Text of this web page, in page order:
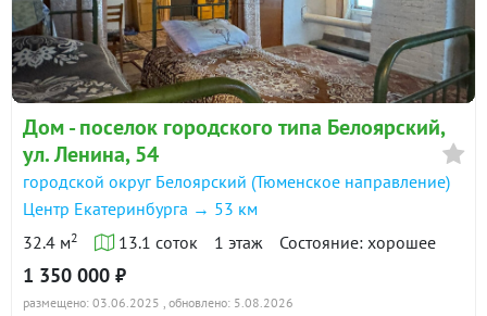
Дом - поселок городского типа Белоярский,
ул. Ленина, 54
городской округ Белоярский (Тюменское направление)
Центр Екатеринбурга → 53 км
32.4 м2 13.1 соток 1 этаж Состояние: хорошее
1 350 000 ₽
размещено: 03.06.2025 , обновлено: 5.08.2026